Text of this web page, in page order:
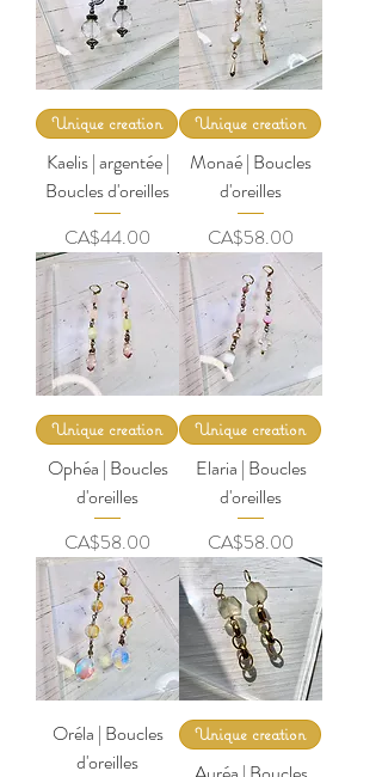
Unique creation
Kaelis | argentée |
Boucles d'oreilles
Price
CA$44.00
Unique creation
Monaé | Boucles
d'oreilles
Price
CA$58.00
Unique creation
Ophéa | Boucles
d'oreilles
Price
CA$58.00
Unique creation
Elaria | Boucles
d'oreilles
Price
CA$58.00
Oréla | Boucles
d'oreilles
Unique creation